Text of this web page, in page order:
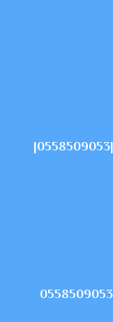
شركة تركيب انترلوك في دبي |0558509053|